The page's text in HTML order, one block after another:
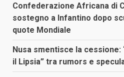
Confederazione Africana di
sostegno a Infantino dopo
quote Mondiale
Nusa smentisce la
il Lipsia” tra rumors e